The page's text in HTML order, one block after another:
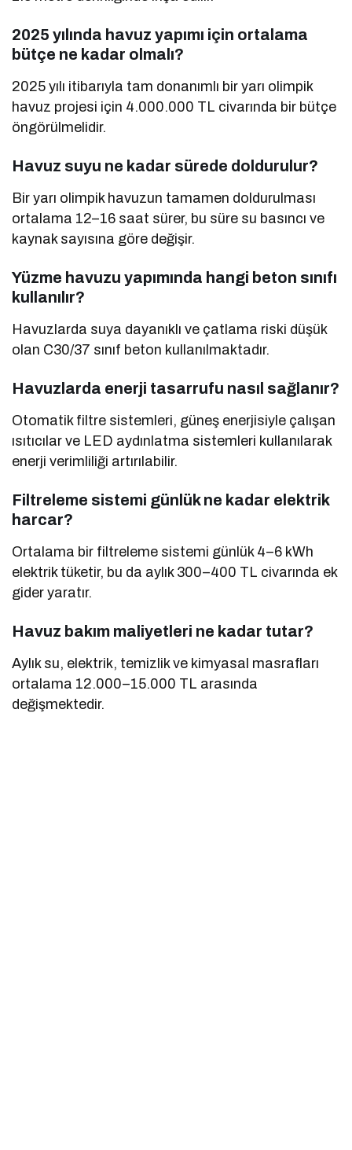
2025 yılında havuz yapımı için ortalama
bütçe ne kadar olmalı?
2025 yılı itibarıyla tam donanımlı bir yarı olimpik
havuz projesi için 4.000.000 TL civarında bir bütçe
öngörülmelidir.
Havuz suyu ne kadar sürede doldurulur?
Bir yarı olimpik havuzun tamamen doldurulması
ortalama 12–16 saat sürer, bu süre su basıncı ve
kaynak sayısına göre değişir.
Yüzme havuzu yapımında hangi beton sınıfı
kullanılır?
Havuzlarda suya dayanıklı ve çatlama riski düşük
olan C30/37 sınıf beton kullanılmaktadır.
Havuzlarda enerji tasarrufu nasıl sağlanır?
Otomatik filtre sistemleri, güneş enerjisiyle çalışan
ısıtıcılar ve LED aydınlatma sistemleri kullanılarak
enerji verimliliği artırılabilir.
Filtreleme sistemi günlük ne kadar elektrik
harcar?
Ortalama bir filtreleme sistemi günlük 4–6 kWh
elektrik tüketir, bu da aylık 300–400 TL civarında ek
gider yaratır.
Havuz bakım maliyetleri ne kadar tutar?
Aylık su, elektrik, temizlik ve kimyasal masrafları
ortalama 12.000–15.000 TL arasında
değişmektedir.